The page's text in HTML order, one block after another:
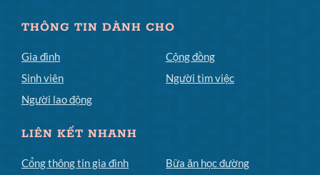
THÔNG TIN DÀNH CHO
Gia đình
Sinh viên
Người lao động
Cộng đồng
Người tìm việc
LIÊN KẾT NHANH
Cổng thông tin gia đình
Bữa ăn học đường